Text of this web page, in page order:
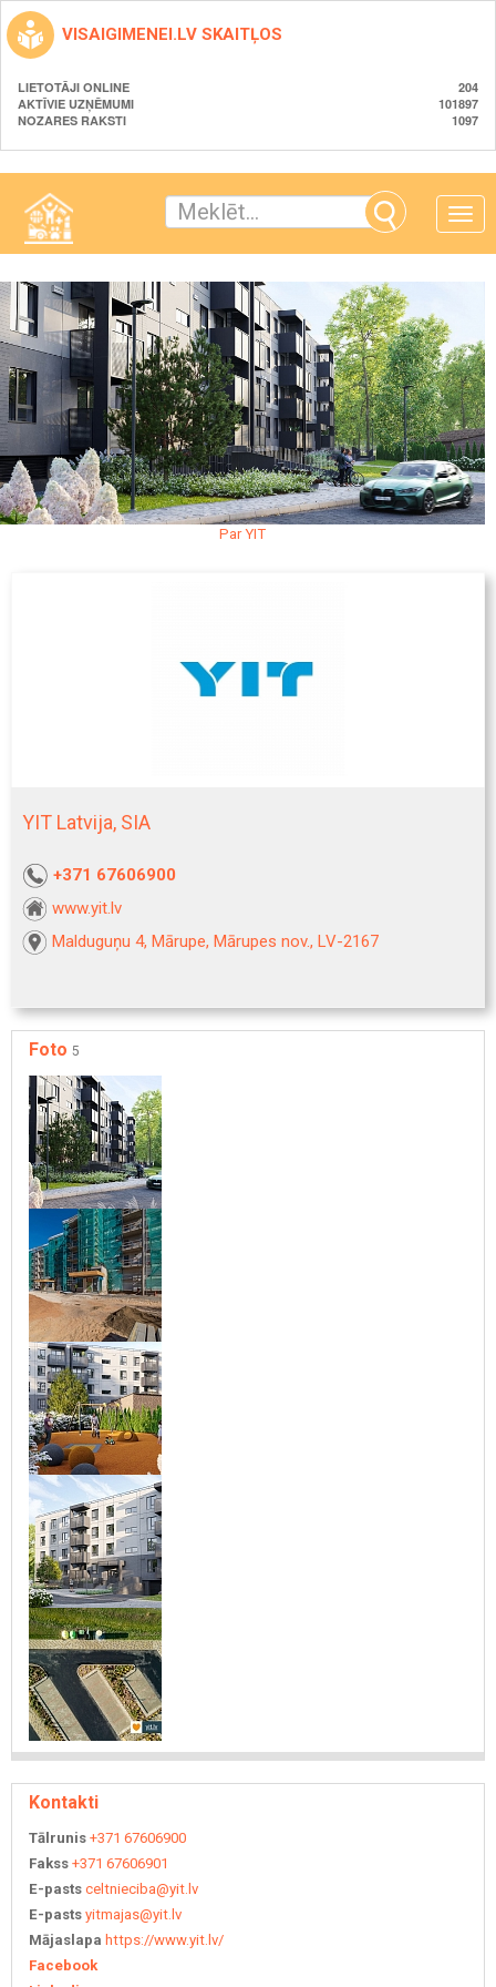
VISAIGIMENEI.LV SKAITĻOS
LIETOTĀJI ONLINE
204
AKTĪVIE UZŅĒMUMI
101897
NOZARES RAKSTI
1097
Toggle
Par YIT
YIT Latvija, SIA
+371 67606900
www.yit.lv
Malduguņu 4, Mārupe, Mārupes nov., LV-2167
Foto 5
Kontakti
Tālrunis +371 67606900
Fakss +371 67606901
E-pasts celtnieciba@yit.lv
E-pasts yitmajas@yit.lv
Mājaslapa https://www.yit.lv/
Facebook